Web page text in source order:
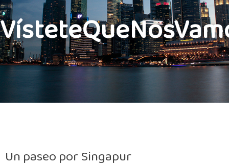
Un paseo por Singapur